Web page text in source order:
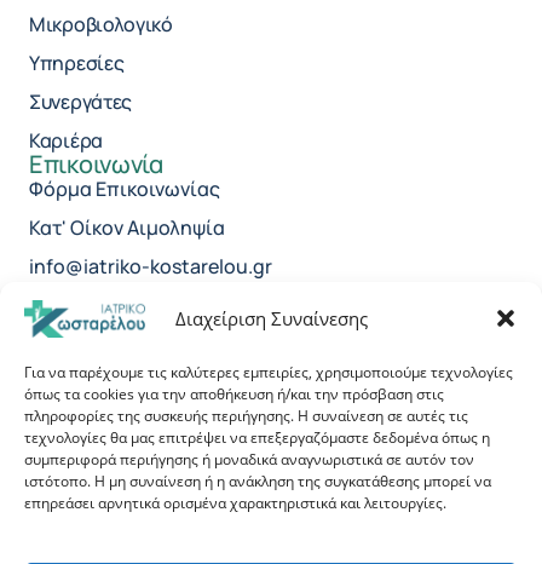
Διαχείριση Συναίνεσης
Για να παρέχουμε τις καλύτερες εμπειρίες, χρησιμοποιούμε τεχνολογίες
όπως τα cookies για την αποθήκευση ή/και την πρόσβαση στις
πληροφορίες της συσκευής περιήγησης. Η συναίνεση σε αυτές τις
τεχνολογίες θα μας επιτρέψει να επεξεργαζόμαστε δεδομένα όπως η
συμπεριφορά περιήγησης ή μοναδικά αναγνωριστικά σε αυτόν τον
ιστότοπο. Η μη συναίνεση ή η ανάκληση της συγκατάθεσης μπορεί να
επηρεάσει αρνητικά ορισμένα χαρακτηριστικά και λειτουργίες.
Μικροβιολογικό
Υπηρεσίες
Συνεργάτες
Καριέρα
Επικοινωνία
Φόρμα Επικοινωνίας
Κατ' Οίκον Αιμοληψία
info@iatriko-kostarelou.gr
2299 024700
Κάντε κλικ για να αποδεχτείτε cookies
εμπορικής προώθησης και να
ενεργοποιήσετε αυτό το περιεχόμενο